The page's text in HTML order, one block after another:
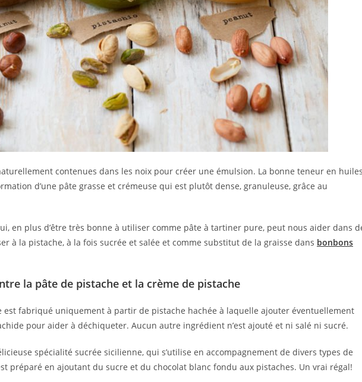
contenues dans les noix pour créer une émulsion. La bonne teneur en
d’une pâte grasse et crémeuse qui est plutôt dense, granuleuse, grâce au
en plus d’être très bonne à utiliser comme pâte à tartiner pure, peut nous aider dans
à la pistache, à la fois sucrée et salée et comme substitut de la graisse dans bonbons
la pâte de pistache et la crème de pistache
est fabriqué uniquement à partir de pistache hachée à laquelle ajouter éventuellement
pour aider à déchiqueter. Aucun autre ingrédient n’est ajouté et ni salé ni sucré.
spécialité sucrée sicilienne, qui s’utilise en accompagnement de divers types de
préparé en ajoutant du sucre et du chocolat blanc fondu aux pistaches. Un vrai régal!